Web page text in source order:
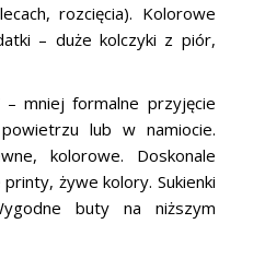
rozcięcia). Kolorowe
– duże kolczyki z piór,
– mniej formalne przyjęcie
lub w namiocie.
kolorowe. Doskonale
żywe kolory. Sukienki
buty na niższym